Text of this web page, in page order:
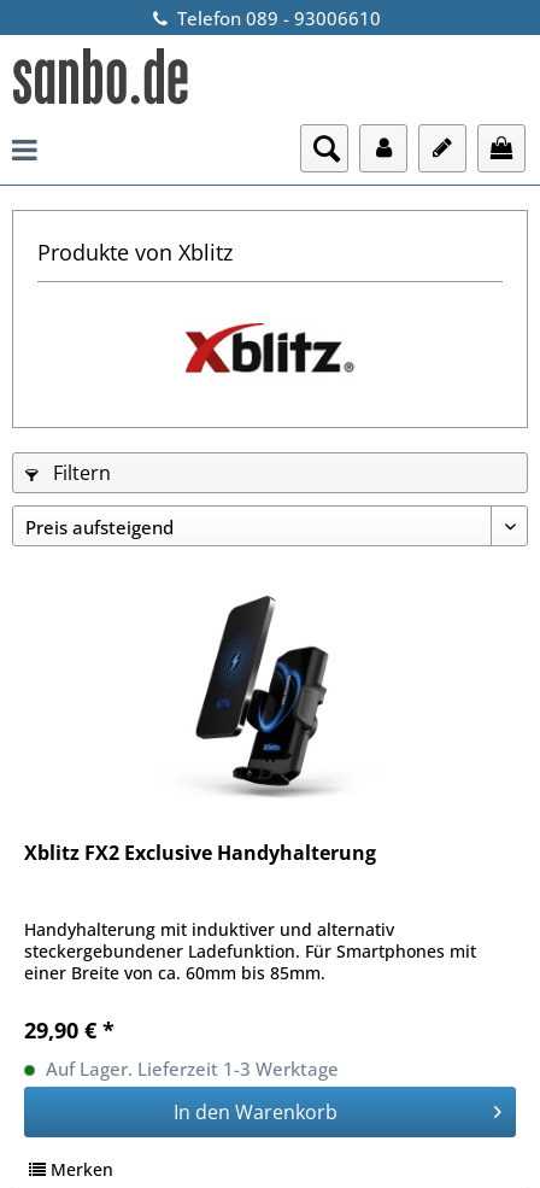
Telefon 089 - 93006610
Produkte von Xblitz
Filtern
Xblitz FX2 Exclusive Handyhalterung
Handyhalterung mit induktiver und alternativ
steckergebundener Ladefunktion. Für Smartphones mit
einer Breite von ca. 60mm bis 85mm.
29,90 € *
Auf Lager. Lieferzeit 1-3 Werktage
In den Warenkorb
Merken